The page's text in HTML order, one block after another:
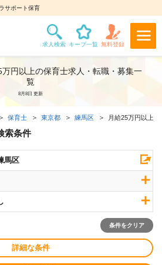
サポート保育
円以上の保育士求人・転職・募集一
覧
8月8日 更新
保育士 東京都 練馬区 月給25万円以上求
索条件
馬区
条件をクリア
詳細な条件